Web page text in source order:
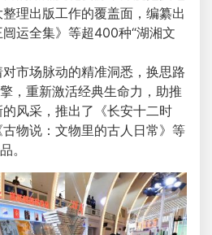
理出版工作的覆盖面，编纂出
运全集》等超400种“湖湘文
场脉动的精准洞悉，换思路
，重新激活经典生命力，助推
风采，推出了《长安十二时
物说：文物里的古人日常》等
。